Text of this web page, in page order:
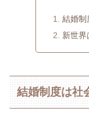
結婚制
新世界
結婚制度は社